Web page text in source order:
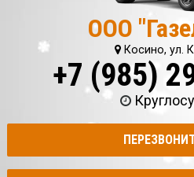
ООО
Косино, ул.
+7 (985)